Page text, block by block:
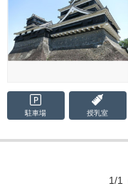
駐車場 授乳室
1/1